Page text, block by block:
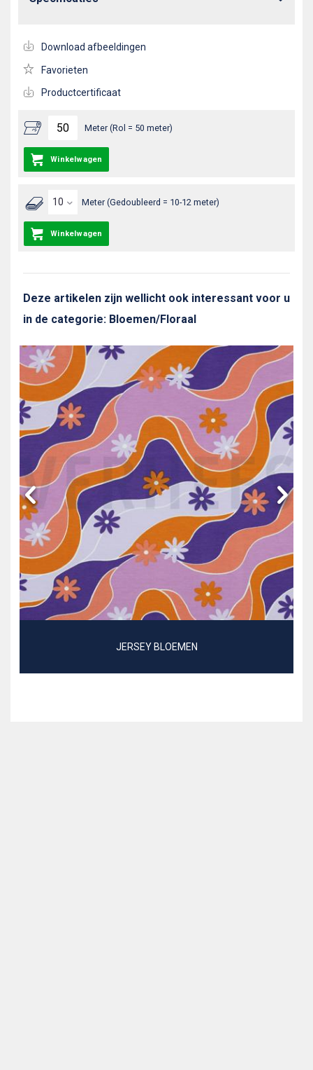
Meter (Rol = 50 meter)
Winkelwagen
Meter (Gedoubleerd = 10-12 meter)
Winkelwagen
Download afbeeldingen
Favorieten
Productcertificaat
Deze artikelen zijn wellicht ook interessant voor u
in de categorie: Bloemen/Floraal
JERSEY BLOEMEN